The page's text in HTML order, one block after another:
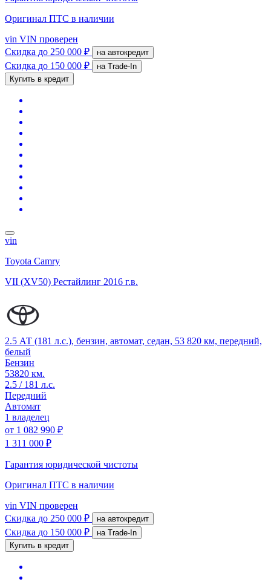
Оригинал ПТС в наличии
vin VIN проверен
Скидка до 250 000 ₽ на автокредит
Скидка до 150 000 ₽
на Trade-In
Купить в кредит
vin
Toyota Camry
VII (XV50) Рестайлинг 2016 г.в.
2.5 АТ (181 л.с.), бензин, автомат, седан, 53 820 км, передний,
белый
Бензин
53820 км.
2.5 / 181 л.с.
Передний
Автомат
1 владелец
от 1 082 990 ₽
1 311 000 ₽
Гарантия юридической чистоты
Оригинал ПТС в наличии
vin VIN проверен
Скидка до 250 000 ₽ на автокредит
Скидка до 150 000 ₽
на Trade-In
Купить в кредит